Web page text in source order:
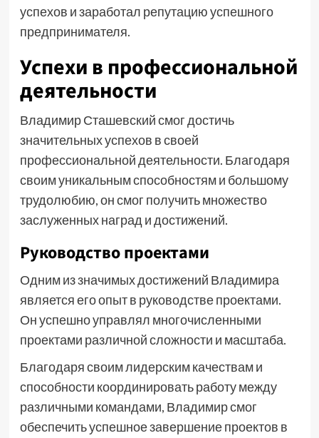
успехов и заработал репутацию успешного
предпринимателя.
Успехи в профессиональной
деятельности
Владимир Сташевский смог достичь
значительных успехов в своей
профессиональной деятельности. Благодаря
своим уникальным способностям и большому
трудолюбию, он смог получить множество
заслуженных наград и достижений.
Руководство проектами
Одним из значимых достижений Владимира
является его опыт в руководстве проектами.
Он успешно управлял многочисленными
проектами различной сложности и масштаба.
Благодаря своим лидерским качествам и
способности координировать работу между
различными командами, Владимир смог
обеспечить успешное завершение проектов в